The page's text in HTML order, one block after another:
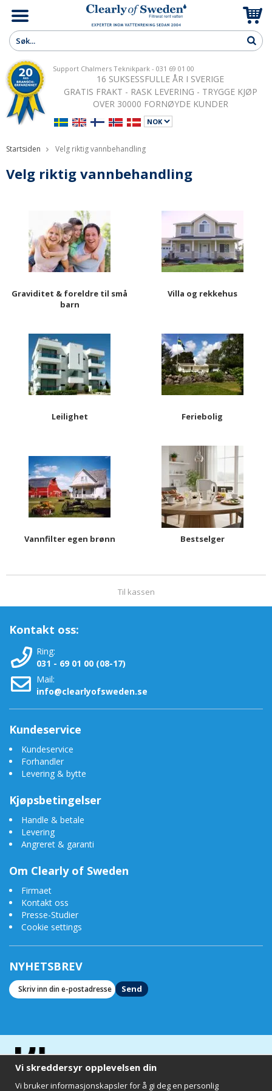
Support Chalmers Teknikpark - 031 69 01 00
16 SUKSESSFULLE ÅR I SVERIGE
GRATIS FRAKT - RASK LEVERING - TRYGGE KJØP
OVER 30000 FORNØYDE KUNDER
Startsiden Velg riktig vannbehandling
Velg riktig vannbehandling
Graviditet & foreldre til små
barn
Villa og rekkehus
Leilighet Feriebolig
Vannfilter egen brønn Bestselger
Til kassen
Kontakt oss:
Ring:
031 - 69 01 00 (08-17)
Mail:
info@clearlyofsweden.se
Kundeservice
Kundeservice
Forhandler
Levering & bytte
Kjøpsbetingelser
Handle & betale
Levering
Angreret & garanti
Om Clearly of Sweden
Firmaet
Kontakt oss
Presse-Studier
Cookie settings
NYHETSBREV
Send
Vi skreddersyr opplevelsen din
Vi bruker informasjonskapsler for å gi deg en personlig